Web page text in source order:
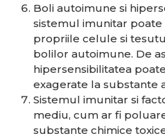
Boli autoimune si
sistemul imunitar poate
propriile celule si
bolilor autoimune. De
hipersensibilitatea
exagerate la substante
Sistemul imunitar si
mediu, cum ar fi
substante chimice